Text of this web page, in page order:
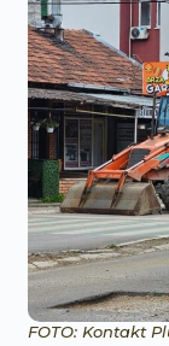
FOTO: Kontakt